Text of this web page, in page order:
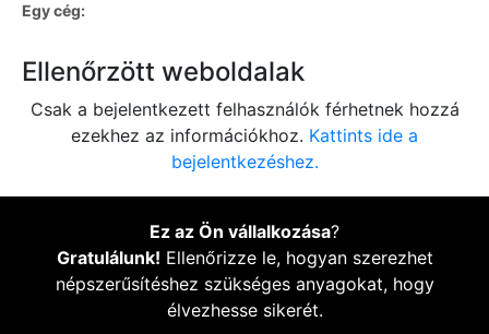
Egy cég:
Ellenőrzött weboldalak
Csak a bejelentkezett felhasználók férhetnek hozzá
ezekhez az információkhoz. Kattints ide a
bejelentkezéshez.
Ez az Ön vállalkozása?
Gratulálunk! Ellenőrizze le, hogyan szerezhet
népszerűsítéshez szükséges anyagokat, hogy
élvezhesse sikerét.